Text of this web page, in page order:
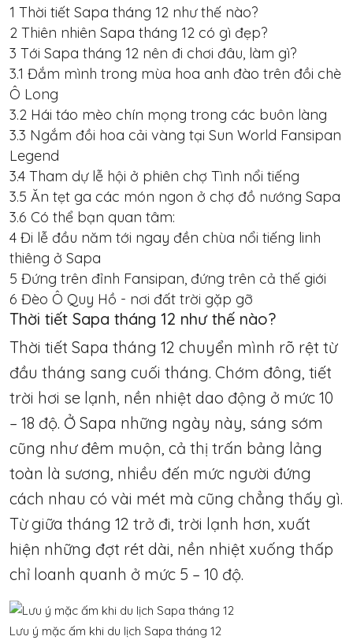
1 Thời tiết Sapa tháng 12 như thế nào?
2 Thiên nhiên Sapa tháng 12 có gì đẹp?
3 Tới Sapa tháng 12 nên đi chơi đâu, làm gì?
3.1 Đắm mình trong mùa hoa anh đào trên đồi chè
Ô Long
3.2 Hái táo mèo chín mọng trong các buôn làng
3.3 Ngắm đồi hoa cải vàng tại Sun World Fansipan
Legend
3.4 Tham dự lễ hội ở phiên chợ Tình nổi tiếng
3.5 Ăn tẹt ga các món ngon ở chợ đồ nướng Sapa
3.6 Có thể bạn quan tâm:
4 Đi lễ đầu năm tới ngay đền chùa nổi tiếng linh
thiêng ở Sapa
5 Đứng trên đỉnh Fansipan, đứng trên cả thế giới
6 Đèo Ô Quy Hồ - nơi đất trời gặp gỡ
Thời tiết Sapa tháng 12 như thế nào?
Thời tiết Sapa tháng 12 chuyển mình rõ rệt từ
đầu tháng sang cuối tháng. Chớm đông, tiết
trời hơi se lạnh, nền nhiệt dao động ở mức 10
– 18 độ. Ở Sapa những ngày này, sáng sớm
cũng như đêm muộn, cả thị trấn bảng lảng
toàn là sương, nhiều đến mức người đứng
cách nhau có vài mét mà cũng chẳng thấy gì.
Từ giữa tháng 12 trở đi, trời lạnh hơn, xuất
hiện những đợt rét dài, nền nhiệt xuống thấp
chỉ loanh quanh ở mức 5 – 10 độ.
Lưu ý mặc ấm khi du lịch Sapa tháng 12